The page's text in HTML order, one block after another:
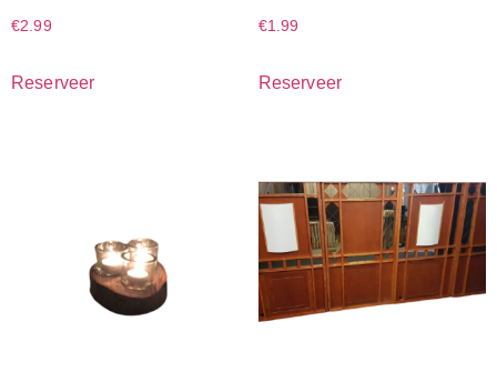
€2.99
Reserveer
€1.99
Reserveer